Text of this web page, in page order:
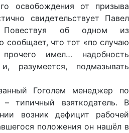
освобождения от призыва
свидетельствует Павел
Повествуя об одном из
сообщает, что тот «по случаю
имел… надобность
разумеется, подмазывать
Гоголем менеджер по
типичный взяткодатель. В
возник дефицит рабочей
положения он нашёл в